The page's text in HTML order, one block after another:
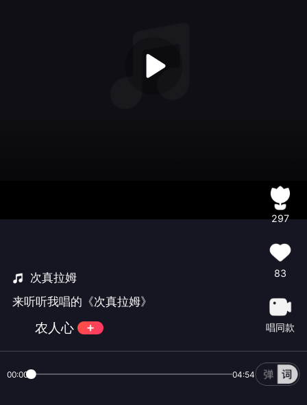
次真拉姆
来听听我唱的《次真拉姆》
农人心
297
83
唱同款
00:00 04:54